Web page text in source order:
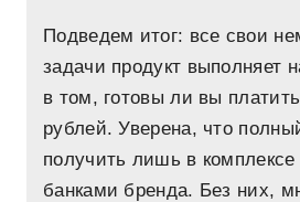
Подведем итог: все свои
задачи продукт выполняет
в том, готовы ли вы
рублей. Уверена, что
получить лишь в
банками бренда. Без них,